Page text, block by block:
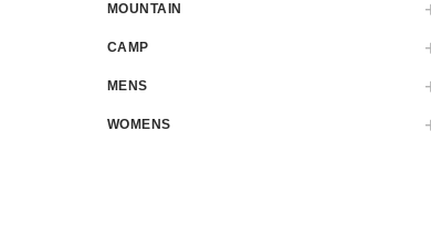
MOUNTAIN
CAMP
MENS
WOMENS